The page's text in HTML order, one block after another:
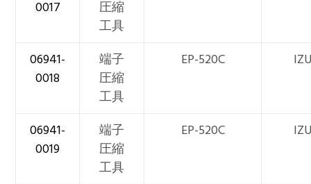
0017
圧縮
工具
06941-
0018
端子
圧縮
工具
EP-520C
06941-
0019
端子
圧縮
工具
EP-520C